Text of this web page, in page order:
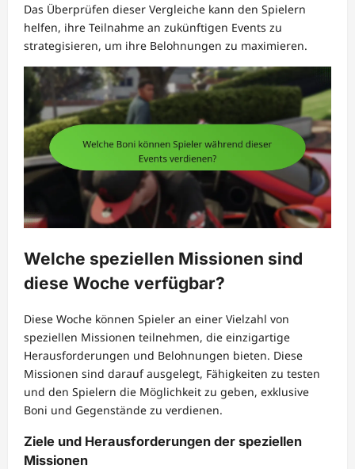
Das Überprüfen dieser Vergleiche kann den Spielern
helfen, ihre Teilnahme an zukünftigen Events zu
strategisieren, um ihre Belohnungen zu maximieren.
Welche speziellen Missionen sind
diese Woche verfügbar?
Diese Woche können Spieler an einer Vielzahl von
speziellen Missionen teilnehmen, die einzigartige
Herausforderungen und Belohnungen bieten. Diese
Missionen sind darauf ausgelegt, Fähigkeiten zu testen
und den Spielern die Möglichkeit zu geben, exklusive
Boni und Gegenstände zu verdienen.
Ziele und Herausforderungen der speziellen
Missionen